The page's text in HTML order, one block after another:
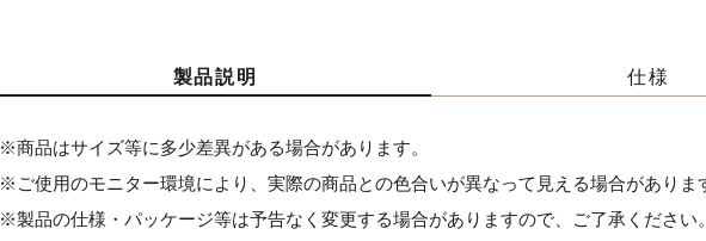
製品説明 仕様
※商品はサイズ等に多少差異がある場合があります。
※ご使用のモニター環境により、実際の商品との色合いが異なって見える場合がありま
※製品の仕様・パッケージ等は予告なく変更する場合がありますので、ご了承ください。